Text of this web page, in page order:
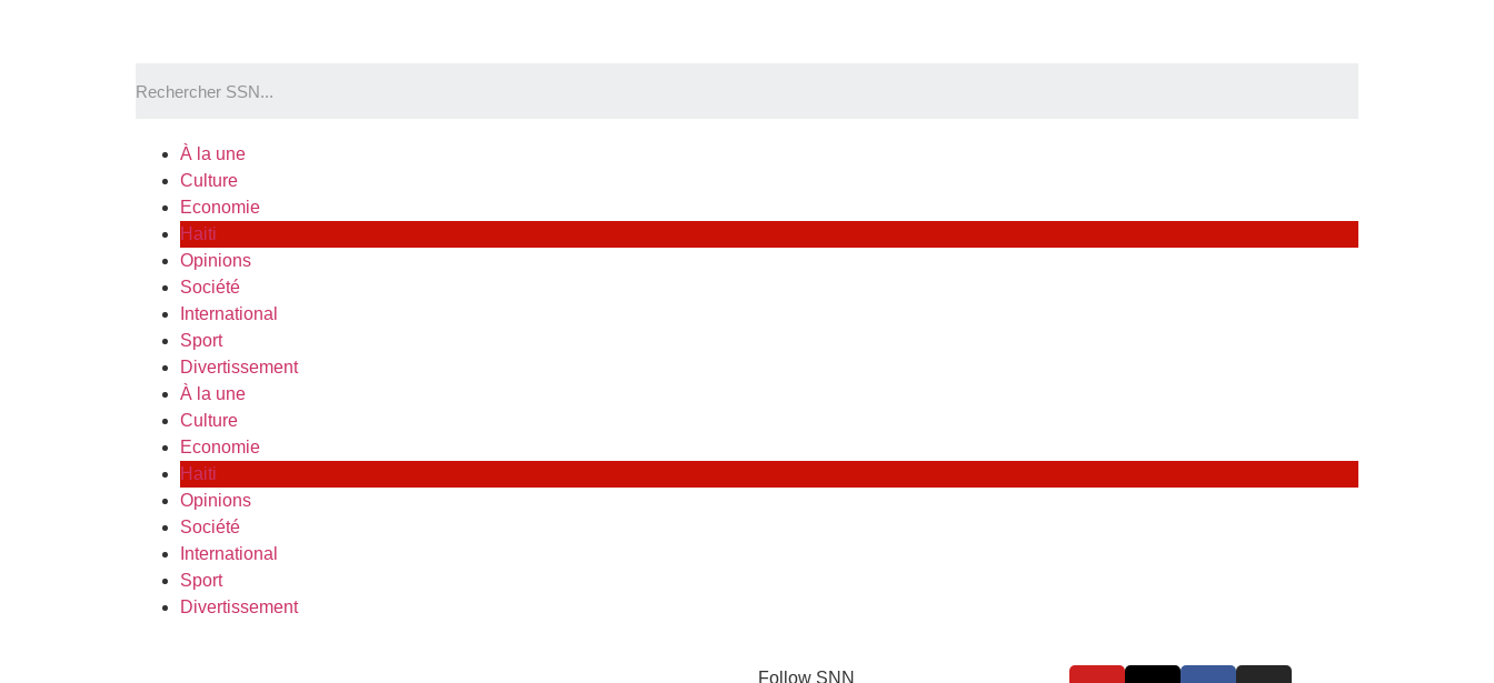
À la une
Culture
Economie
Haiti
Opinions
Société
International
Sport
Divertissement
À la une
Culture
Economie
Haiti
Opinions
Société
International
Sport
Divertissement
Follow SNN